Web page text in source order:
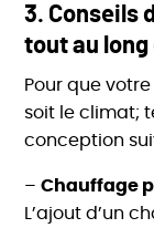
3. Conseils
tout au long
Pour que
soit le climat;
conception
–Chauffage
L’ajout d’un